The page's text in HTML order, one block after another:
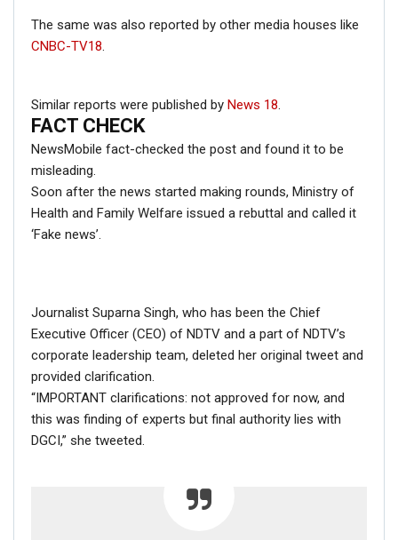
The same was also reported by other media houses like
CNBC-TV18
Similar reports were published by News 18
FACT CHECK
NewsMobile fact-checked the post and found it to be
misleading.
Soon after the news started making rounds, Ministry of
Health and Family Welfare issued a rebuttal and called it
‘Fake news’.
Journalist Suparna Singh, who has been the Chief
Executive Officer (CEO) of NDTV and a part of NDTV’s
corporate leadership team, deleted her original tweet and
provided clarification.
“IMPORTANT clarifications: not approved for now, and
this was finding of experts but final authority lies with
DGCI,” she tweeted.